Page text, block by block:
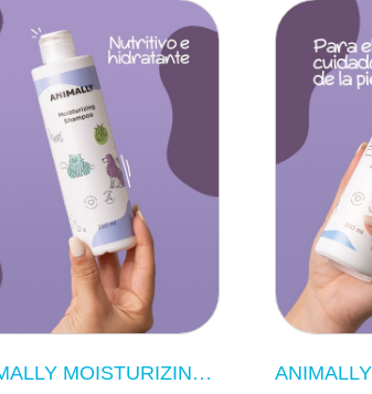
ANIMALLY MOISTURIZING SHAMPOO 250ML